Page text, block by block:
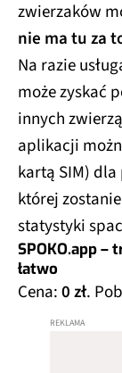
zwierzaków
nie ma tu za
Na razie
może zyskać
innych
aplikacji
kartą SIM)
której
statystyki
SPOKO.app –
łatwo
Cena:0 zł.